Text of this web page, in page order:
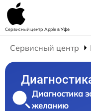
Сервисный центр Appleв Уфе
Сервисный центр
Диагностика
желанию